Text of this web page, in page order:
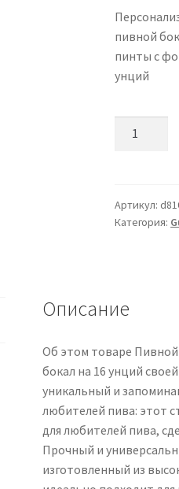
пивной
пинты с
унций
Beer
Glass
Glass
Fans
-
Photo
Pint
Glass
-
Single
Артикул:
Категория:
Описание
Об этом товаре Пивной
бокал на 16 унций
уникальный и
любителей пива: этот
для любителей пива,
Прочный и
изготовленный из